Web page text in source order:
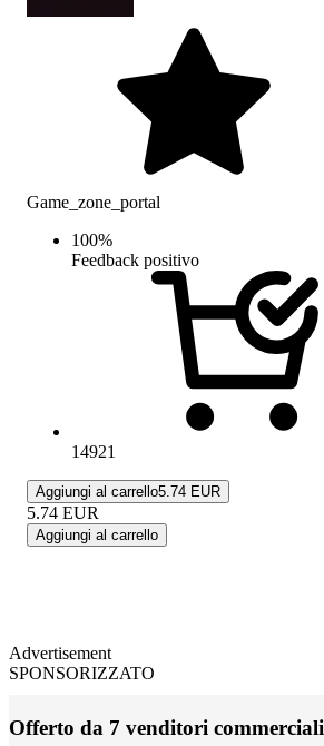
Game_zone_portal
100%
Feedback positivo
14921
Aggiungi al carrello5.74 EUR
5.74 EUR
Aggiungi al carrello
Advertisement
SPONSORIZZATO
Offerto da 7 venditori commerciali